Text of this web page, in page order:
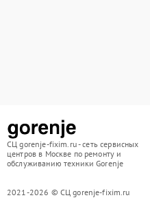
СЦ gorenje-fixim.ru - сеть сервисных
центров в Москве по ремонту и
обслуживанию техники Gorenje
2021-2026 © СЦ gorenje-fixim.ru